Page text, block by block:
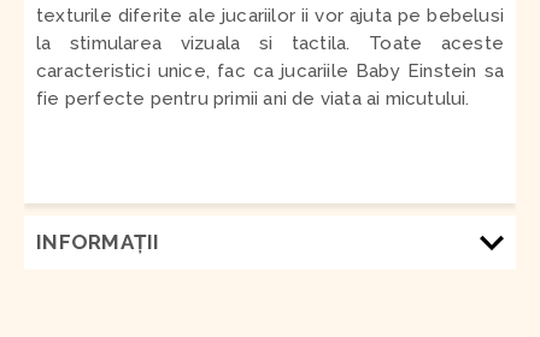
texturile diferite ale jucariilor ii vor ajuta pe bebelusi
la stimularea vizuala si tactila. Toate aceste
caracteristici unice, fac ca jucariile Baby Einstein sa
fie perfecte pentru primii ani de viata ai micutului.
INFORMAŢII